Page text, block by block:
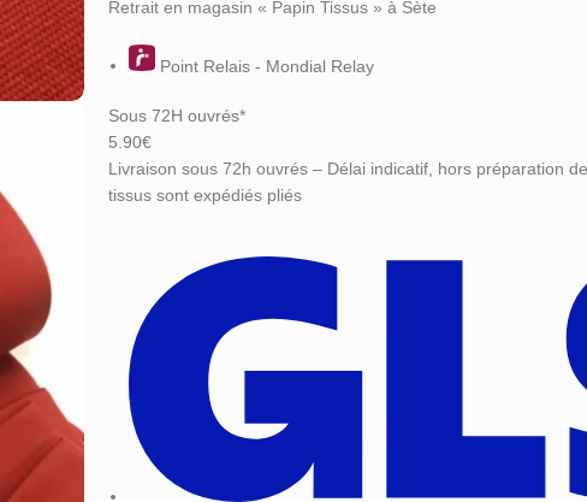
Retrait en magasin « Papin Tissus » à Sète
Point Relais - Mondial Relay
Sous 72H ouvrés*
5.90€
Livraison sous 72h ouvrés – Délai indicatif, hors préparation
tissus sont expédiés pliés